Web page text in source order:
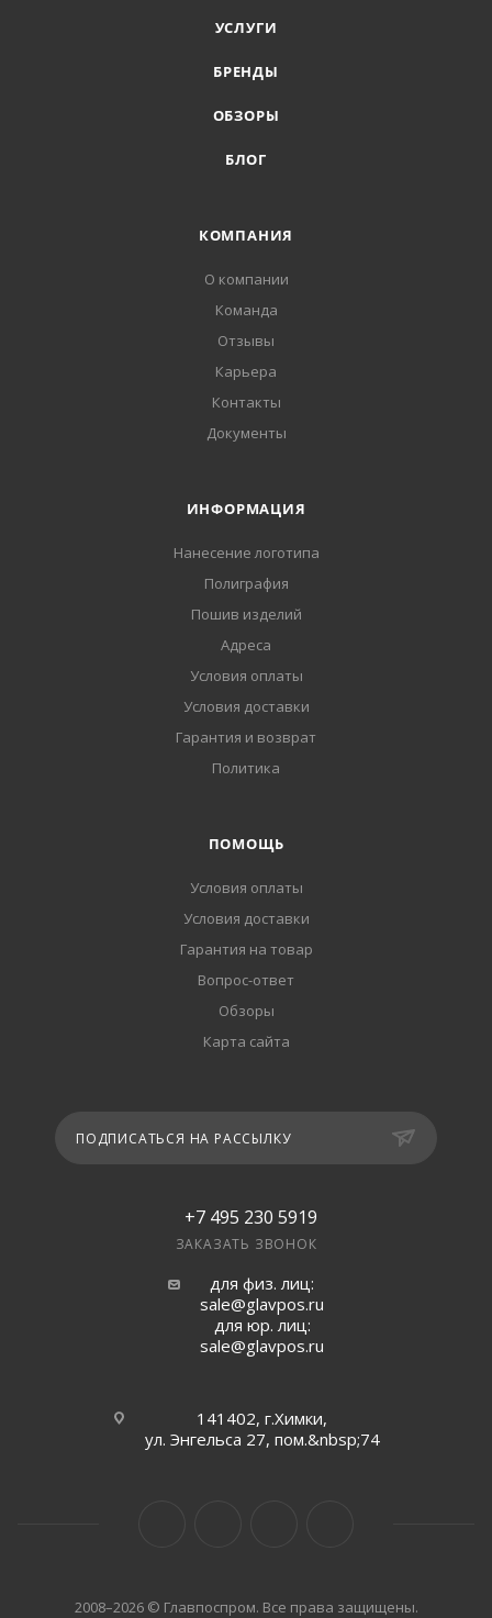
УСЛУГИ
БРЕНДЫ
ОБЗОРЫ
БЛОГ
КОМПАНИЯ
О компании
Команда
Отзывы
Карьера
Контакты
Документы
ИНФОРМАЦИЯ
Нанесение логотипа
Полиграфия
Пошив изделий
Адреса
Условия оплаты
Условия доставки
Гарантия и возврат
Политика
ПОМОЩЬ
Условия оплаты
Условия доставки
Гарантия на товар
Вопрос-ответ
Обзоры
Карта сайта
ПОДПИСАТЬСЯ НА РАССЫЛКУ
+7 495 230 5919
ЗАКАЗАТЬ ЗВОНОК
для физ. лиц:
sale@glavpos.ru
для юр. лиц:
sale@glavpos.ru
141402, г.Химки,
ул. Энгельса 27, пом.&nbsp;74
2008–2026 © Главпоспром. Все права защищены.